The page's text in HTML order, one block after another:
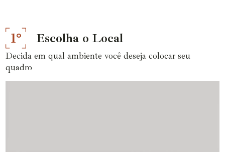
1° Escolha o Local
Decida em qual ambiente você deseja colocar seu
quadro